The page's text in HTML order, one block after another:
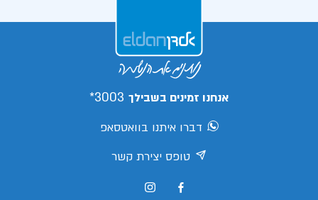
אנחנו זמינים בשבילך 3003*
דברו איתנו בוואטסאפ
טופס יצירת קשר